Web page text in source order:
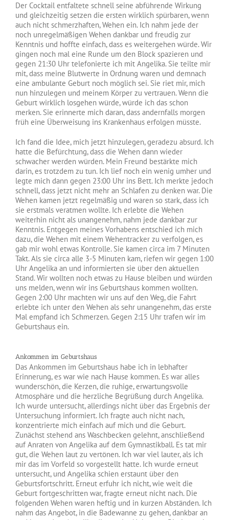
Der Cocktail entfaltete schnell seine abführende Wirkung
und gleichzeitig setzen die ersten wirklich spürbaren, wenn
auch nicht schmerzhaften, Wehen ein. Ich nahm jede der
noch unregelmäßigen Wehen dankbar und freudig zur
Kenntnis und hoffte einfach, dass es weitergehen würde. Wir
gingen noch mal eine Runde um den Block spazieren und
gegen 21:30 Uhr telefonierte ich mit Angelika. Sie teilte mir
mit, dass meine Blutwerte in Ordnung waren und demnach
eine ambulante Geburt noch möglich sei. Sie riet mir, mich
nun hinzulegen und meinem Körper zu vertrauen. Wenn die
Geburt wirklich losgehen würde, würde ich das schon
merken. Sie erinnerte mich daran, dass andernfalls morgen
früh eine Überweisung ins Krankenhaus erfolgen müsste.
Ich fand die Idee, mich jetzt hinzulegen, geradezu absurd. Ich
hatte die Befürchtung, dass die Wehen dann wieder
schwacher werden würden. Mein Freund bestärkte mich
darin, es trotzdem zu tun. Ich lief noch ein wenig umher und
legte mich dann gegen 23:00 Uhr ins Bett. Ich merkte jedoch
schnell, dass jetzt nicht mehr an Schlafen zu denken war. Die
Wehen kamen jetzt regelmäßig und waren so stark, dass ich
sie erstmals veratmen wollte. Ich erlebte die Wehen
weiterhin nicht als unangenehm, nahm jede dankbar zur
Kenntnis. Entgegen meines Vorhabens entschied ich mich
dazu, die Wehen mit einem Wehentracker zu verfolgen, es
gab mir wohl etwas Kontrolle. Sie kamen circa im 7 Minuten
Takt. Als sie circa alle 3-5 Minuten kam, riefen wir gegen 1:00
Uhr Angelika an und informierten sie über den aktuellen
Stand. Wir wollten noch etwas zu Hause bleiben und würden
uns melden, wenn wir ins Geburtshaus kommen wollten.
Gegen 2:00 Uhr machten wir uns auf den Weg, die Fahrt
erlebte ich unter den Wehen als sehr unangenehm, das erste
Mal empfand ich Schmerzen. Gegen 2:15 Uhr trafen wir im
Geburtshaus ein.
Ankommen im Geburtshaus
Das Ankommen im Geburtshaus habe ich in lebhafter
Erinnerung, es war wie nach Hause kommen. Es war alles
wunderschön, die Kerzen, die ruhige, erwartungsvolle
Atmosphäre und die herzliche Begrüßung durch Angelika.
Ich wurde untersucht, allerdings nicht über das Ergebnis der
Untersuchung informiert. Ich fragte auch nicht nach,
konzentrierte mich einfach auf mich und die Geburt.
Zunächst stehend ans Waschbecken gelehnt, anschließend
auf Anraten von Angelika auf dem Gymnastikball. Es tat mir
gut, die Wehen laut zu vertönen. Ich war viel lauter, als ich
mir das im Vorfeld so vorgestellt hatte. Ich wurde erneut
untersucht, und Angelika schien erstaunt über den
Geburtsfortschritt. Erneut erfuhr ich nicht, wie weit die
Geburt fortgeschritten war, fragte erneut nicht nach. Die
folgenden Wehen waren heftig und in kurzen Abständen. Ich
nahm das Angebot, in die Badewanne zu gehen, dankbar an